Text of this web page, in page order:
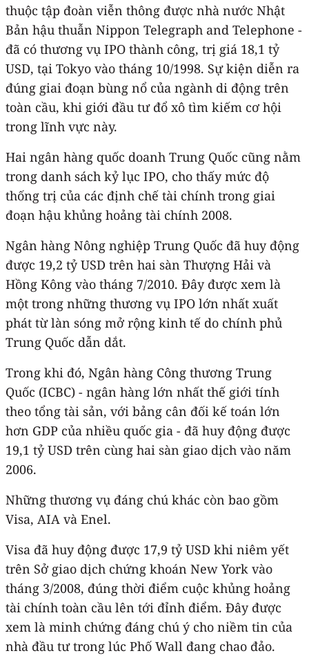
thuộc tập đoàn viễn thông được nhà nước Nhật
Bản hậu thuẫn Nippon Telegraph and Telephone -
đã có thương vụ IPO thành công, trị giá 18,1 tỷ
USD, tại Tokyo vào tháng 10/1998. Sự kiện diễn ra
đúng giai đoạn bùng nổ của ngành di động trên
toàn cầu, khi giới đầu tư đổ xô tìm kiếm cơ hội
trong lĩnh vực này.
Hai ngân hàng quốc doanh Trung Quốc cũng nằm
trong danh sách kỷ lục IPO, cho thấy mức độ
thống trị của các định chế tài chính trong giai
đoạn hậu khủng hoảng tài chính 2008.
Ngân hàng Nông nghiệp Trung Quốc đã huy động
được 19,2 tỷ USD trên hai sàn Thượng Hải và
Hồng Kông vào tháng 7/2010. Đây được xem là
một trong những thương vụ IPO lớn nhất xuất
phát từ làn sóng mở rộng kinh tế do chính phủ
Trung Quốc dẫn dắt.
Trong khi đó, Ngân hàng Công thương Trung
Quốc (ICBC) - ngân hàng lớn nhất thế giới tính
theo tổng tài sản, với bảng cân đối kế toán lớn
hơn GDP của nhiều quốc gia - đã huy động được
19,1 tỷ USD trên cùng hai sàn giao dịch vào năm
2006.
Những thương vụ đáng chú khác còn bao gồm
Visa, AIA và Enel.
Visa đã huy động được 17,9 tỷ USD khi niêm yết
trên Sở giao dịch chứng khoán New York vào
tháng 3/2008, đúng thời điểm cuộc khủng hoảng
tài chính toàn cầu lên tới đỉnh điểm. Đây được
xem là minh chứng đáng chú ý cho niềm tin của
nhà đầu tư trong lúc Phố Wall đang chao đảo.